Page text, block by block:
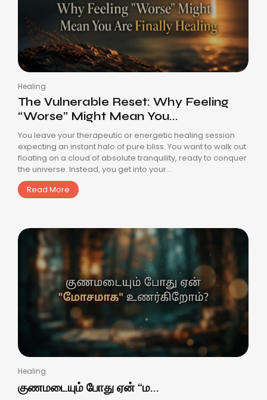
Healing
The Vulnerable Reset: Why Feeling
“Worse” Might Mean You...
You leave your therapeutic or energetic healing session
expecting an instant halo of pure bliss. You want to walk out
floating on a cloud of absolute tranquility, ready to conquer
the universe. Instead, you get into your...
Read More
Healing
குணமடையும் போது ஏன் “ம...